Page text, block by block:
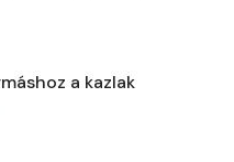
a kazlak